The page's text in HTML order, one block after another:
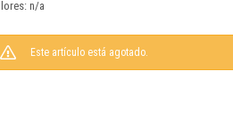
n/a
Este artículo está agotado.